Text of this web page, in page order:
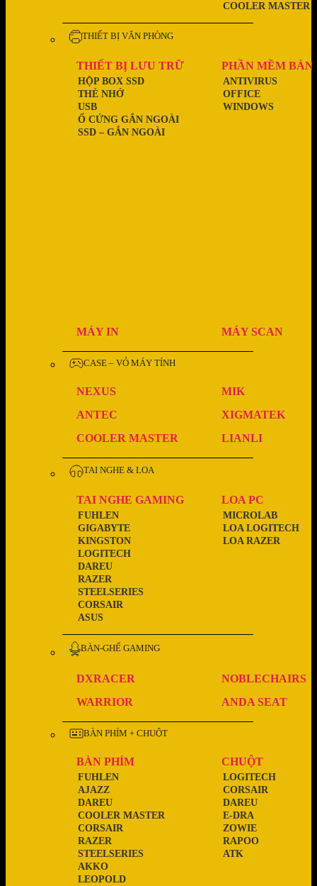
COOLER MASTER
THIẾT BỊ VĂN PHÒNG
THIẾT BỊ LƯU TRỮ
SSD – GẮN NGOÀI
Ổ CỨNG GẮN NGOÀI
USB
THẺ NHỚ
HỘP BOX SSD
PHẦN MỀM BẢN
WINDOWS
OFFICE
ANTIVIRUS
MÁY IN MÁY SCAN
CASE – VỎ MÁY TÍNH
NEXUS
MIK
ANTEC
XIGMATEK
COOLER MASTER
LIANLI
TAI NGHE & LOA
TAI NGHE GAMING
ASUS
CORSAIR
STEELSERIES
RAZER
DAREU
LOGITECH
KINGSTON
GIGABYTE
FUHLEN
LOA PC
LOA RAZER
LOA LOGITECH
MICROLAB
BÀN-GHẾ GAMING
DXRACER
NOBLECHAIRS
WARRIOR
ANDA SEAT
BÀN PHÍM + CHUỘT
BÀN PHÍM
LEOPOLD
AKKO
STEELSERIES
RAZER
CORSAIR
COOLER MASTER
DAREU
AJAZZ
FUHLEN
CHUỘT
ATK
RAPOO
ZOWIE
E-DRA
DAREU
CORSAIR
LOGITECH